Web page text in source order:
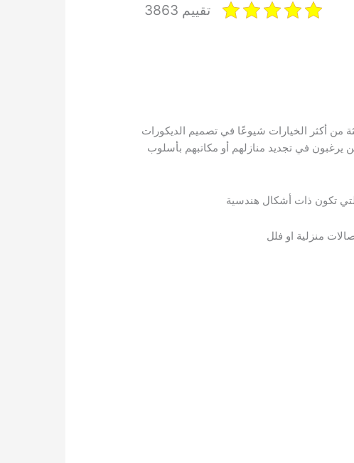
تقييم 3863
من أكثر الخيارات شيوعًا في تصميم الديكورات
يرغبون في تجديد منازلهم أو مكاتبهم بأسلوب
تكون ذات أشكال هندسية
منزلية او فلل